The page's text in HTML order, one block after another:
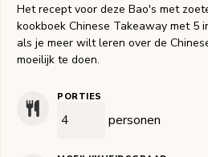
Het recept voor deze Bao's met
kookboek Chinese Takeaway met 5
als je meer wilt leren over de
moeilijk te doen.
PORTIES
personen